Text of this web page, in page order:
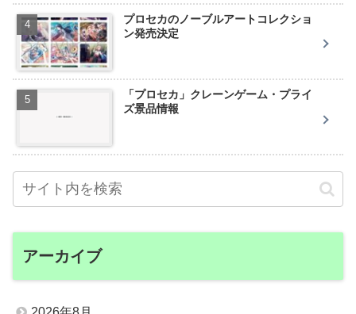
プロセカのノーブルアートコレクショ
ン発売決定
「プロセカ」クレーンゲーム・プライ
ズ景品情報
アーカイブ